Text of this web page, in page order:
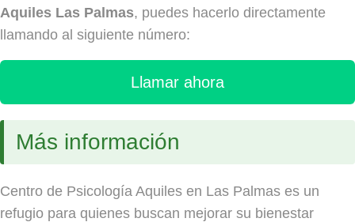
Aquiles Las Palmas, puedes hacerlo directamente
llamando al siguiente número:
Llamar ahora
Más información
Centro de Psicología Aquiles en Las Palmas es un
refugio para quienes buscan mejorar su bienestar